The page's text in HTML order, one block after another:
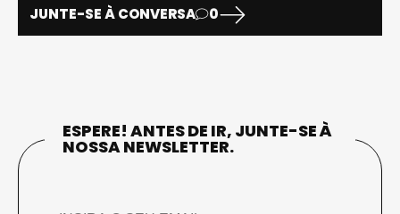
JUNTE-SE À CONVERSA 0
ESPERE! ANTES DE IR, JUNTE-SE À
NOSSA NEWSLETTER.